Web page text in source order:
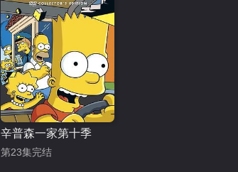
辛普森一家第十季
第23集完结